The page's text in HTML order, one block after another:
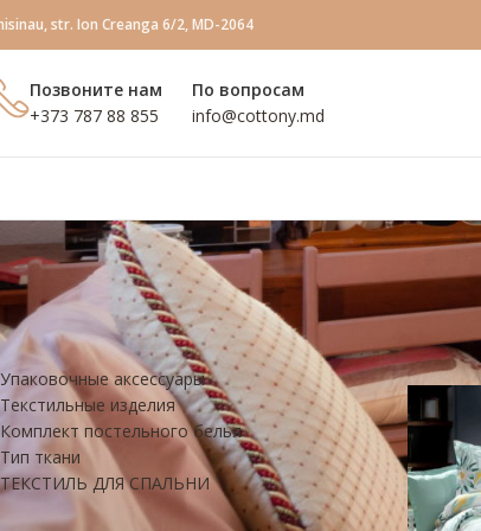
str. Ion Creanga 6/2, MD-2064
Позвоните нам
+373 787 88 855
По вопросам
info@сottony.md
КАТЕГОРИИ ТОВАРОВ
Упаковочные аксессуары
Текстильные изделия
Комплект постельного белья
Тип ткани
ТЕКСТИЛЬ ДЛЯ СПАЛЬНИ